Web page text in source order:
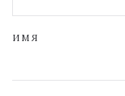
ИМЯ